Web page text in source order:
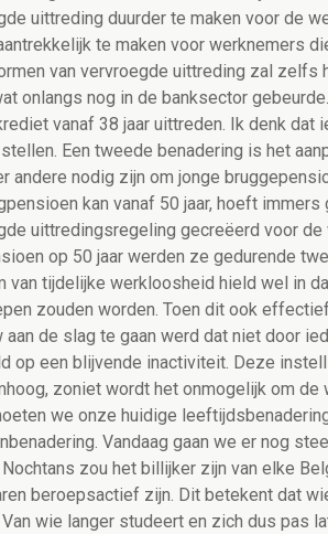
uittreding duurder te maken voor de
te maken voor werknemers
van vervroegde uittreding zal zelfs
onlangs nog in de banksector
vanaf 38 jaar uittreden. Ik denk dat
Een tweede benadering is het
andere nodig zijn om jonge
kan vanaf 50 jaar, hoeft
uittredingsregeling gecreëerd voor de
op 50 jaar werden ze gedurende
van tijdelijke werkloosheid hield wel in
zouden worden. Toen dit ook
aan de slag te gaan werd dat niet door
op een blijvende inactiviteit. Deze
zoniet wordt het onmogelijk om de
we onze huidige
Vandaag gaan we er nog
zou het billijker zijn van elke
beroepsactief zijn. Dit betekent dat
wie langer studeert en zich dus pas